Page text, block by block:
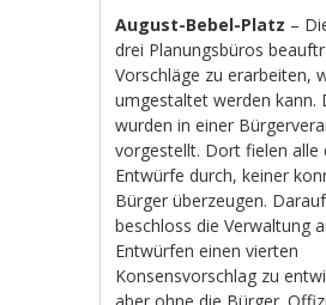
August-Bebel-Platz –
drei Planungsbüros
Vorschläge zu erarbeiten,
umgestaltet werden kann.
wurden in einer
vorgestellt. Dort fielen alle
Entwürfe durch, keiner
Bürger überzeugen.
beschloss die Verwaltung
Entwürfen einen vierten
Konsensvorschlag zu